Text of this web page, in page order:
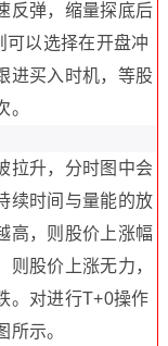
反弹，缩量探底后
可以选择在开盘冲
进买入时机，等股
拉升，分时图中会
续时间与量能的放
高，则股价上涨幅
股价上涨无力，
。对进行T+0操作
示。